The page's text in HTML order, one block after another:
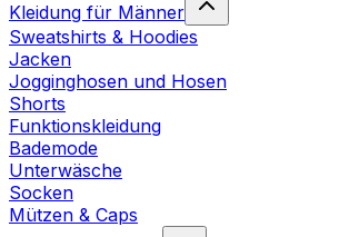
Kleidung für Männer
Sweatshirts & Hoodies
Jacken
Jogginghosen und Hosen
Shorts
Funktionskleidung
Bademode
Unterwäsche
Socken
Mützen & Caps